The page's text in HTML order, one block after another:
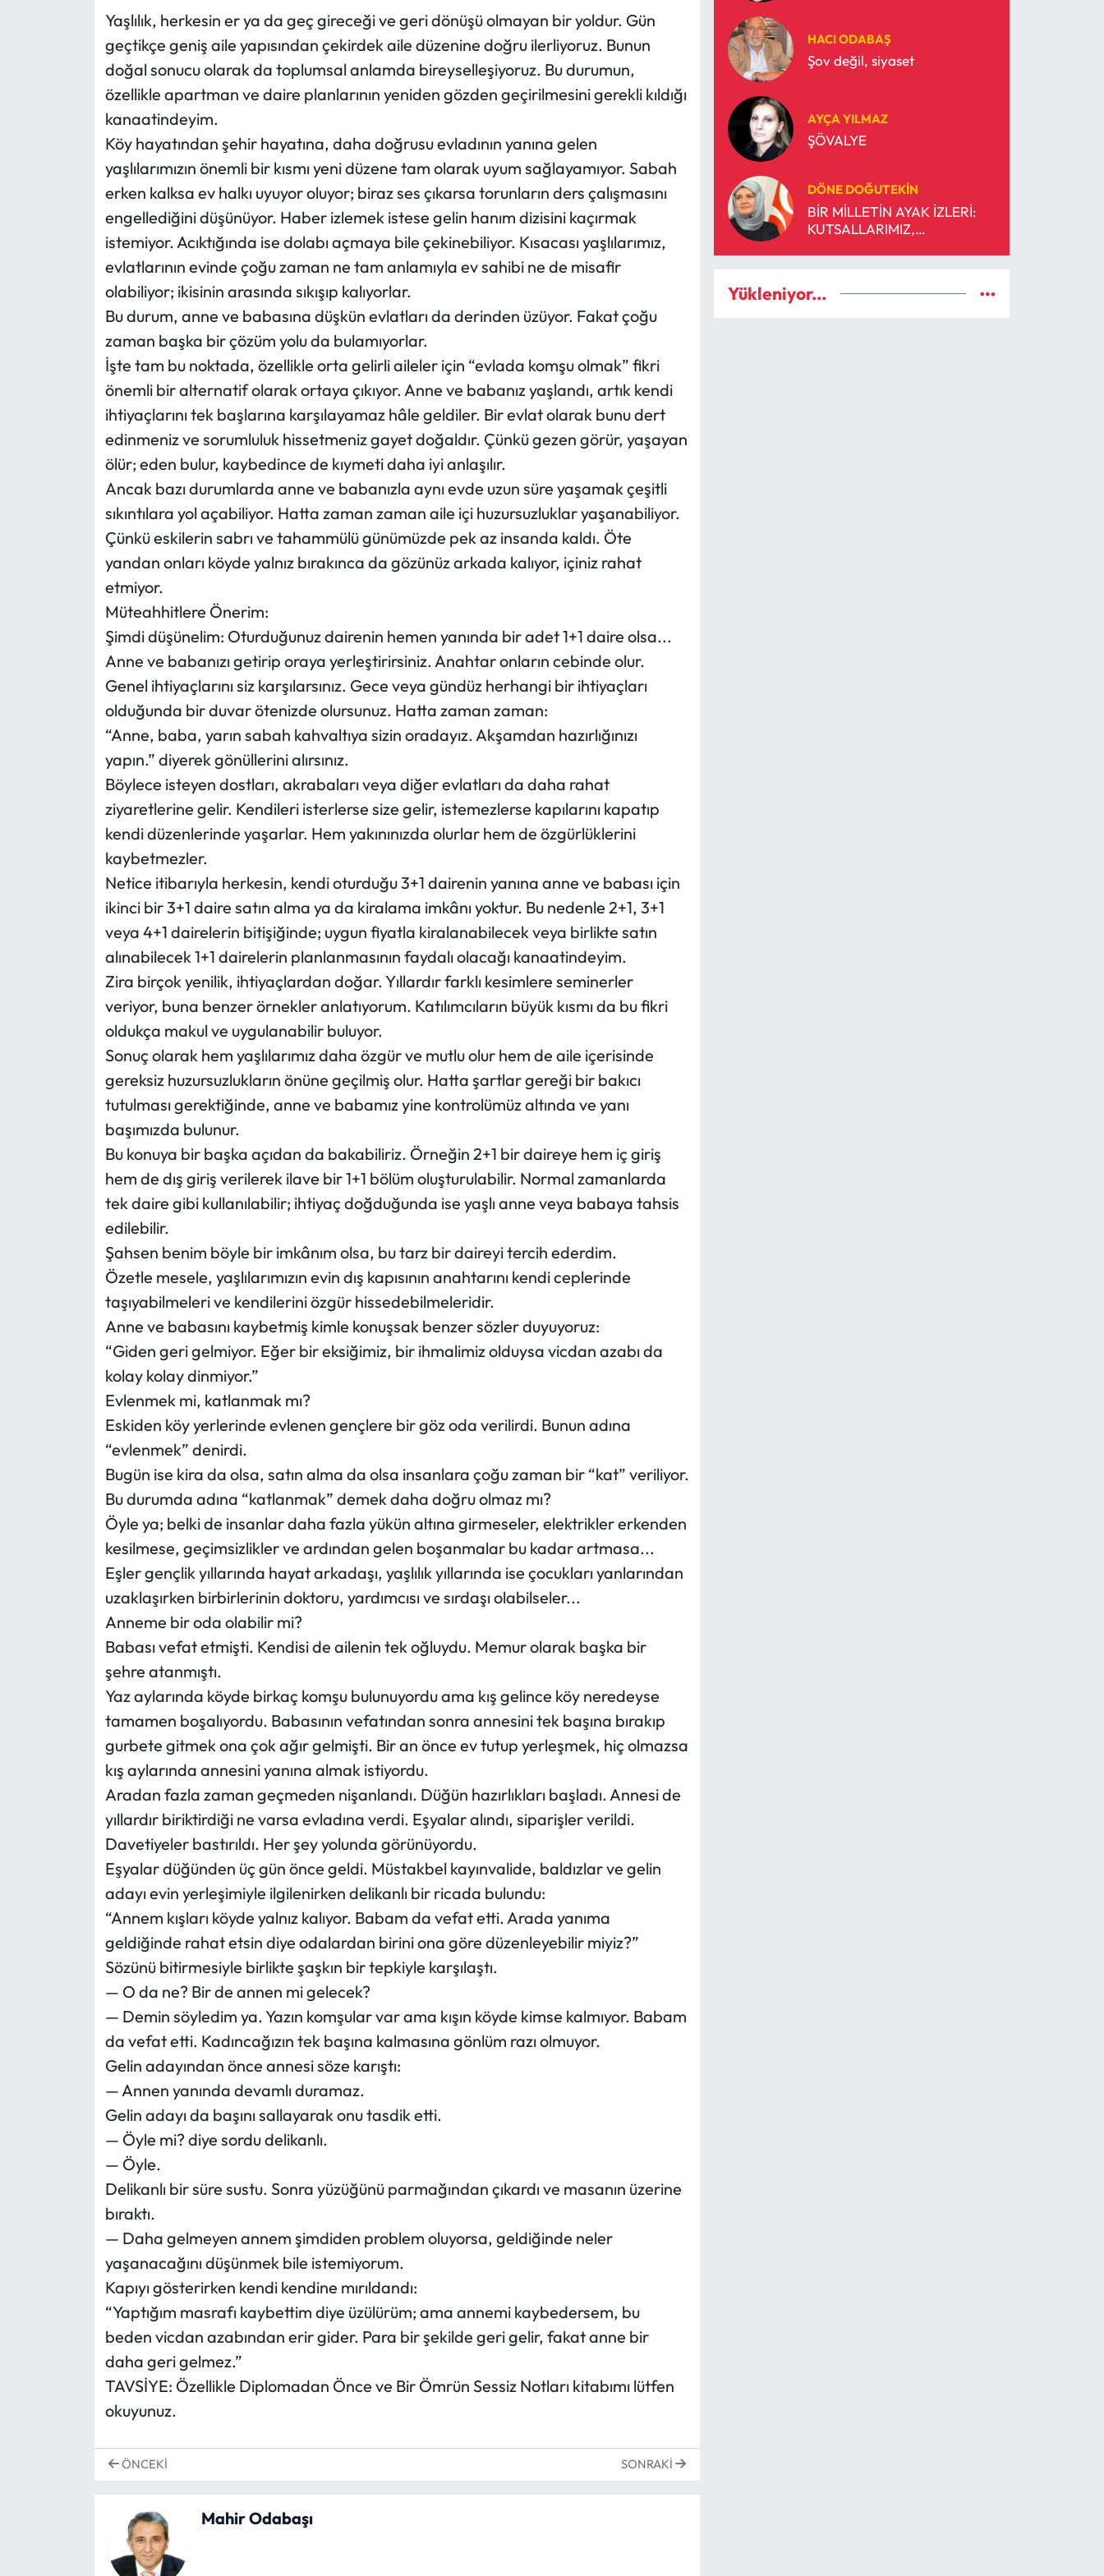
Yaşlılık, herkesin er ya da geç gireceği ve geri dönüşü olmayan bir yoldur. Gün
geçtikçe geniş aile yapısından çekirdek aile düzenine doğru ilerliyoruz. Bunun
doğal sonucu olarak da toplumsal anlamda bireyselleşiyoruz. Bu durumun,
özellikle apartman ve daire planlarının yeniden gözden geçirilmesini gerekli kıldığı
kanaatindeyim.
Köy hayatından şehir hayatına, daha doğrusu evladının yanına gelen
yaşlılarımızın önemli bir kısmı yeni düzene tam olarak uyum sağlayamıyor. Sabah
erken kalksa ev halkı uyuyor oluyor; biraz ses çıkarsa torunların ders çalışmasını
engellediğini düşünüyor. Haber izlemek istese gelin hanım dizisini kaçırmak
istemiyor. Acıktığında ise dolabı açmaya bile çekinebiliyor. Kısacası yaşlılarımız,
evlatlarının evinde çoğu zaman ne tam anlamıyla ev sahibi ne de misafir
olabiliyor; ikisinin arasında sıkışıp kalıyorlar.
Bu durum, anne ve babasına düşkün evlatları da derinden üzüyor. Fakat çoğu
zaman başka bir çözüm yolu da bulamıyorlar.
İşte tam bu noktada, özellikle orta gelirli aileler için “evlada komşu olmak” fikri
önemli bir alternatif olarak ortaya çıkıyor. Anne ve babanız yaşlandı, artık kendi
ihtiyaçlarını tek başlarına karşılayamaz hâle geldiler. Bir evlat olarak bunu dert
edinmeniz ve sorumluluk hissetmeniz gayet doğaldır. Çünkü gezen görür, yaşayan
ölür; eden bulur, kaybedince de kıymeti daha iyi anlaşılır.
Ancak bazı durumlarda anne ve babanızla aynı evde uzun süre yaşamak çeşitli
sıkıntılara yol açabiliyor. Hatta zaman zaman aile içi huzursuzluklar yaşanabiliyor.
Çünkü eskilerin sabrı ve tahammülü günümüzde pek az insanda kaldı. Öte
yandan onları köyde yalnız bırakınca da gözünüz arkada kalıyor, içiniz rahat
etmiyor.
Müteahhitlere Önerim:
Şimdi düşünelim: Oturduğunuz dairenin hemen yanında bir adet 1+1 daire olsa...
Anne ve babanızı getirip oraya yerleştirirsiniz. Anahtar onların cebinde olur.
Genel ihtiyaçlarını siz karşılarsınız. Gece veya gündüz herhangi bir ihtiyaçları
olduğunda bir duvar ötenizde olursunuz. Hatta zaman zaman:
“Anne, baba, yarın sabah kahvaltıya sizin oradayız. Akşamdan hazırlığınızı
yapın.” diyerek gönüllerini alırsınız.
Böylece isteyen dostları, akrabaları veya diğer evlatları da daha rahat
ziyaretlerine gelir. Kendileri isterlerse size gelir, istemezlerse kapılarını kapatıp
kendi düzenlerinde yaşarlar. Hem yakınınızda olurlar hem de özgürlüklerini
kaybetmezler.
Netice itibarıyla herkesin, kendi oturduğu 3+1 dairenin yanına anne ve babası için
ikinci bir 3+1 daire satın alma ya da kiralama imkânı yoktur. Bu nedenle 2+1, 3+1
veya 4+1 dairelerin bitişiğinde; uygun fiyatla kiralanabilecek veya birlikte satın
alınabilecek 1+1 dairelerin planlanmasının faydalı olacağı kanaatindeyim.
Zira birçok yenilik, ihtiyaçlardan doğar. Yıllardır farklı kesimlere seminerler
veriyor, buna benzer örnekler anlatıyorum. Katılımcıların büyük kısmı da bu fikri
oldukça makul ve uygulanabilir buluyor.
Sonuç olarak hem yaşlılarımız daha özgür ve mutlu olur hem de aile içerisinde
gereksiz huzursuzlukların önüne geçilmiş olur. Hatta şartlar gereği bir bakıcı
tutulması gerektiğinde, anne ve babamız yine kontrolümüz altında ve yanı
başımızda bulunur.
Bu konuya bir başka açıdan da bakabiliriz. Örneğin 2+1 bir daireye hem iç giriş
hem de dış giriş verilerek ilave bir 1+1 bölüm oluşturulabilir. Normal zamanlarda
tek daire gibi kullanılabilir; ihtiyaç doğduğunda ise yaşlı anne veya babaya tahsis
edilebilir.
Şahsen benim böyle bir imkânım olsa, bu tarz bir daireyi tercih ederdim.
Özetle mesele, yaşlılarımızın evin dış kapısının anahtarını kendi ceplerinde
taşıyabilmeleri ve kendilerini özgür hissedebilmeleridir.
Anne ve babasını kaybetmiş kimle konuşsak benzer sözler duyuyoruz:
“Giden geri gelmiyor. Eğer bir eksiğimiz, bir ihmalimiz olduysa vicdan azabı da
kolay kolay dinmiyor.”
Evlenmek mi, katlanmak mı?
Eskiden köy yerlerinde evlenen gençlere bir göz oda verilirdi. Bunun adına
“evlenmek” denirdi.
Bugün ise kira da olsa, satın alma da olsa insanlara çoğu zaman bir “kat” veriliyor.
Bu durumda adına “katlanmak” demek daha doğru olmaz mı?
Öyle ya; belki de insanlar daha fazla yükün altına girmeseler, elektrikler erkenden
kesilmese, geçimsizlikler ve ardından gelen boşanmalar bu kadar artmasa...
Eşler gençlik yıllarında hayat arkadaşı, yaşlılık yıllarında ise çocukları yanlarından
uzaklaşırken birbirlerinin doktoru, yardımcısı ve sırdaşı olabilseler...
Anneme bir oda olabilir mi?
Babası vefat etmişti. Kendisi de ailenin tek oğluydu. Memur olarak başka bir
şehre atanmıştı.
Yaz aylarında köyde birkaç komşu bulunuyordu ama kış gelince köy neredeyse
tamamen boşalıyordu. Babasının vefatından sonra annesini tek başına bırakıp
gurbete gitmek ona çok ağır gelmişti. Bir an önce ev tutup yerleşmek, hiç olmazsa
kış aylarında annesini yanına almak istiyordu.
Aradan fazla zaman geçmeden nişanlandı. Düğün hazırlıkları başladı. Annesi de
yıllardır biriktirdiği ne varsa evladına verdi. Eşyalar alındı, siparişler verildi.
Davetiyeler bastırıldı. Her şey yolunda görünüyordu.
Eşyalar düğünden üç gün önce geldi. Müstakbel kayınvalide, baldızlar ve gelin
adayı evin yerleşimiyle ilgilenirken delikanlı bir ricada bulundu:
“Annem kışları köyde yalnız kalıyor. Babam da vefat etti. Arada yanıma
geldiğinde rahat etsin diye odalardan birini ona göre düzenleyebilir miyiz?”
Sözünü bitirmesiyle birlikte şaşkın bir tepkiyle karşılaştı.
— O da ne? Bir de annen mi gelecek?
— Demin söyledim ya. Yazın komşular var ama kışın köyde kimse kalmıyor. Babam
da vefat etti. Kadıncağızın tek başına kalmasına gönlüm razı olmuyor.
Gelin adayından önce annesi söze karıştı:
— Annen yanında devamlı duramaz.
Gelin adayı da başını sallayarak onu tasdik etti.
— Öyle mi? diye sordu delikanlı.
— Öyle.
Delikanlı bir süre sustu. Sonra yüzüğünü parmağından çıkardı ve masanın üzerine
bıraktı.
— Daha gelmeyen annem şimdiden problem oluyorsa, geldiğinde neler
yaşanacağını düşünmek bile istemiyorum.
Kapıyı gösterirken kendi kendine mırıldandı:
“Yaptığım masrafı kaybettim diye üzülürüm; ama annemi kaybedersem, bu
beden vicdan azabından erir gider. Para bir şekilde geri gelir, fakat anne bir
daha geri gelmez.”
TAVSİYE: Özellikle Diplomadan Önce ve Bir Ömrün Sessiz Notları kitabımı lütfen
okuyunuz.
ÖNCEKI SONRAKI
Mahir Odabaşı
HACI ODABAŞ
Şov değil, siyaset
AYÇA YILMAZ
ŞÖVALYE
DÖNE DOĞUTEKIN
BİR MİLLETİN AYAK İZLERİ:
KUTSALLARIMIZ,
Yükleniyor...
İskilip Haberleri
Kargı Haberleri
Laçin Haberleri
Mecitözü Haberleri
Oğuzlar Haberleri
Ortaköy Haberleri
Osmancık Haberleri
Otomotiv
Resmi İlan
Resmi Reklam
Sungurlu Haberleri
Uğurludağ Haberleri
Yayla Haber
Yemek Tarifleri
Yerel Haberler